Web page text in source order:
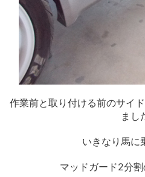
作業前と取り付ける前のサイ
まし
いきなり馬に
マッドガード2分